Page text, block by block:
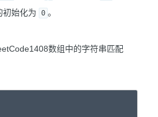
初始化为 0 。